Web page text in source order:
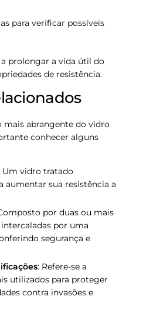
para verificar possíveis
prolongar a vida útil do
de resistência.
mais abrangente do vidro
conhecer alguns
Um vidro tratado
aumentar sua resistência a
por duas ou mais
por uma
segurança e
: Refere-se a
utilizados para proteger
contra invasões e